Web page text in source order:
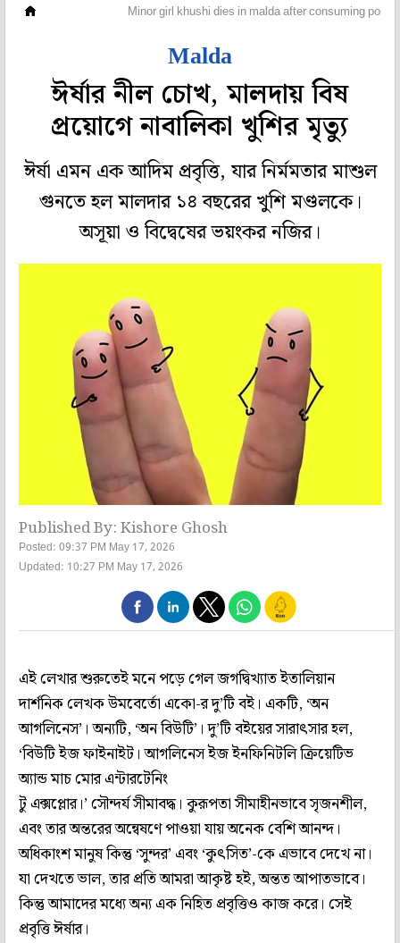
Minor girl khushi dies in malda after consuming
Malda
ঈর্ষার নীল চোখ, মালদায় বিষ
প্রয়োগে নাবালিকা খুশির মৃত্যু
ঈর্ষা এমন এক আদিম প্রবৃত্তি, যার নির্মমতার মাশুল
গুনতে হল মালদার ১৪ বছরের খুশি মণ্ডলকে।
অসূয়া ও বিদ্বেষের ভয়ংকর নজির।
Published By: Kishore Ghosh
Posted: 09:37 PM May 17, 2026
Updated: 10:27 PM May 17, 2026
এই লেখার শুরুতেই মনে পড়ে গেল জগদ্বিখ‌্যাত ইতালিয়ান
দার্শনিক লেখক উমবের্তো একো-র দু’টি বই। একটি, ‘অন
আগলিনেস’। অন্যটি, ‘অন বিউটি’। দু’টি বইয়ের সারাৎসার হল,
‘বিউটি ইজ ফাইনাইট। আগলিনেস ইজ ইনফিনিটলি ক্রিয়েটিভ
অ্যান্ড মাচ মোর এন্টারটেনিং
টু এক্সপ্লোর।’ সৌন্দর্য সীমাবদ্ধ। কুরূপতা সীমাহীনভাবে সৃজনশীল,
এবং তার অন্তরের অন্বেষণে পাওয়া যায় অনেক বেশি আনন্দ।
অধিকাংশ মানুষ কিন্তু ‘সুন্দর’ এবং ‘কুৎসিত’-কে এভাবে দেখে না।
যা দেখতে ভাল, তার প্রতি আমরা আকৃষ্ট হই, অন্তত আপাতভাবে।
কিন্তু আমাদের মধ্যে অন্য এক নিহিত প্রবৃত্তিও কাজ করে। সেই
প্রবৃত্তি ঈর্ষার।